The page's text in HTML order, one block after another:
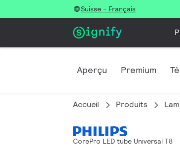
Suisse - Français
Aperçu Premium
Accueil Produits
CorePro LED tube Universal T8